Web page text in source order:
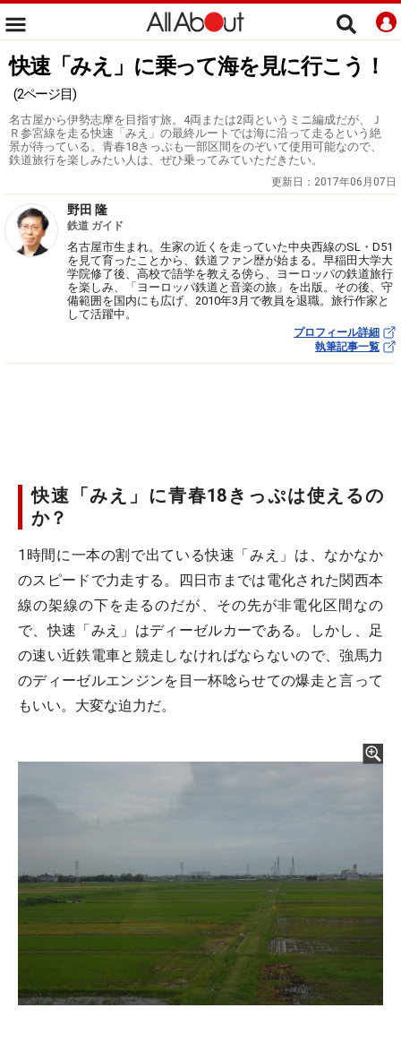
快速「みえ」に乗って海を見に行こう！
(2ページ目)
名古屋から伊勢志摩を目指す旅。4両または2両というミニ編成だが、Ｊ
Ｒ参宮線を走る快速「みえ」の最終ルートでは海に沿って走るという絶
景が待っている。青春18きっぷも一部区間をのぞいて使用可能なので、
鉄道旅行を楽しみたい人は、ぜひ乗ってみていただきたい。
更新日： 2017年06月07日
野田 隆
鉄道 ガイド
名古屋市生まれ。生家の近くを走っていた中央西線のSL・D51
を見て育ったことから、鉄道ファン歴が始まる。早稲田大学大
学院修了後、高校で語学を教える傍ら、ヨーロッパの鉄道旅行
を楽しみ、「ヨーロッパ鉄道と音楽の旅」を出版。その後、守
備範囲を国内にも広げ、2010年3月で教員を退職。旅行作家と
して活躍中。
プロフィール詳細
執筆記事一覧
快速「みえ」に青春18きっぷは使えるの
か？
1時間に一本の割で出ている快速「みえ」は、なかなか
のスピードで力走する。四日市までは電化された関西本
線の架線の下を走るのだが、その先が非電化区間なの
で、快速「みえ」はディーゼルカーである。しかし、足
の速い近鉄電車と競走しなければならないので、強馬力
のディーゼルエンジンを目一杯唸らせての爆走と言って
もいい。大変な迫力だ。